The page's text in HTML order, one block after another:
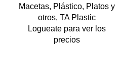
NARANJA
NEGRO
ROSA
TERRA
VERDE CLARO
VERDE OSCURO
VIOLETA
Macetas, Plástico, Platos y
otros, TA Plastic
Logueate para ver los
precios